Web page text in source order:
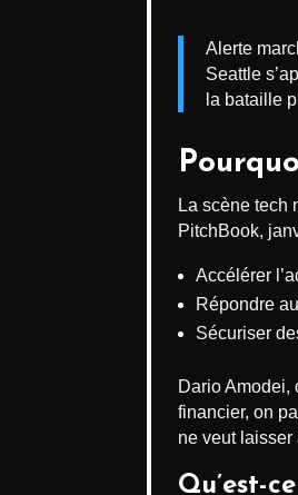
Alerte
Seattle
la bataille
La scène tech
PitchBook,
Accélérer
Répondre
Sécuriser
Dario Amodei,
financier, on
ne veut laisser
Qu’est-